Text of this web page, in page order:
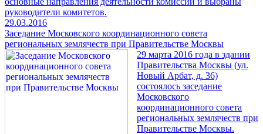
руководители комитетов.
29.03.2016
Заседание Московского координационного совета
региональных землячеств при Правительстве Москвы
29 марта 2016 года в здании
Правительства Москвы (ул.
Новый Арбат, д. 36)
состоялось заседание
Московского
координационного совета
региональных землячеств при
Правительстве Москвы.